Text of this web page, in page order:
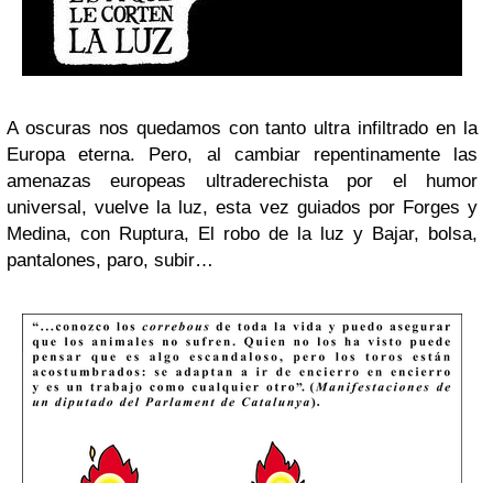
A oscuras nos quedamos con tanto ultra infiltrado en la
Europa eterna. Pero, al cambiar repentinamente las
amenazas europeas ultraderechista por el humor
universal, vuelve la luz, esta vez guiados por Forges y
Medina, con Ruptura, El robo de la luz y Bajar, bolsa,
pantalones, paro, subir…